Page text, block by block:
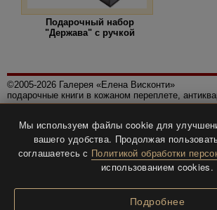
Подарочный набор
"Держава" с ручкой
©2005-2026 Галерея «Елена Висконти»
подарочные книги в кожаном переплете,
Политика конфиденциальности
Все права защищены.
Разработка и дизайнBTV-info.
Мы используем файлы cookie для
вашего удобства. Продолжая
соглашаетесь с Политикой обработки
использованием cookies.
Подробнее